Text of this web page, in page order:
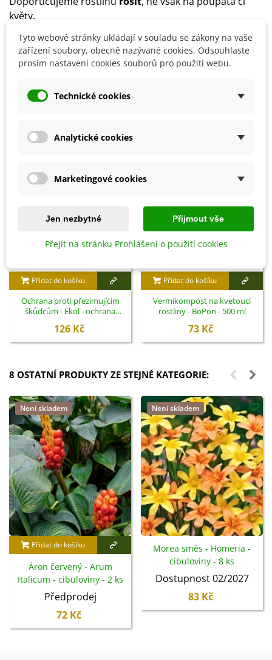
květy.
Přidat do košíku
Ochrana proti přezimujícím
škůdcům - Ekol - ochrana
126 Kč
Přidat do košíku
Vermikompost na kvetoucí
rostliny - BoPon - 500 ml
73 Kč
8 OSTATNÍ PRODUKTY ZE STEJNÉ KATEGORIE:
Není skladem
Přidat do košíku
Áron červený - Arum
Italicum - cibuloviny - 2 ks
Předprodej
72 Kč
Není skladem
Morea směs - Homeria -
cibuloviny - 8 ks
Dostupnost 02/2027
83 Kč
Tyto webové stránky ukládají v souladu se zákony na vaše
zařízení soubory, obecně nazývané cookies. Odsouhlaste
prosím nastavení cookies souborů pro použití webu.
Technické cookies
Analytické cookies
Marketingové cookies
Jen nezbytné Přijmout vše
Přejít na stránku Prohlášení o použití cookies